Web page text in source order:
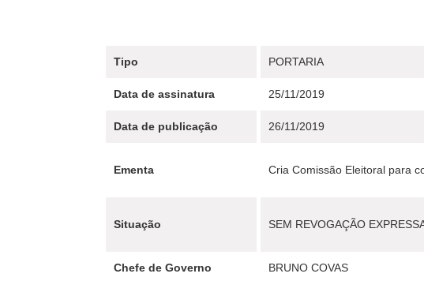
Tipo PORTARIA
Data de assinatura 25/11/2019
Data de publicação 26/11/2019
Ementa Cria Comissão Eleitoral para
Situação SEM REVOGAÇÃO
Chefe de Governo BRUNO COVAS